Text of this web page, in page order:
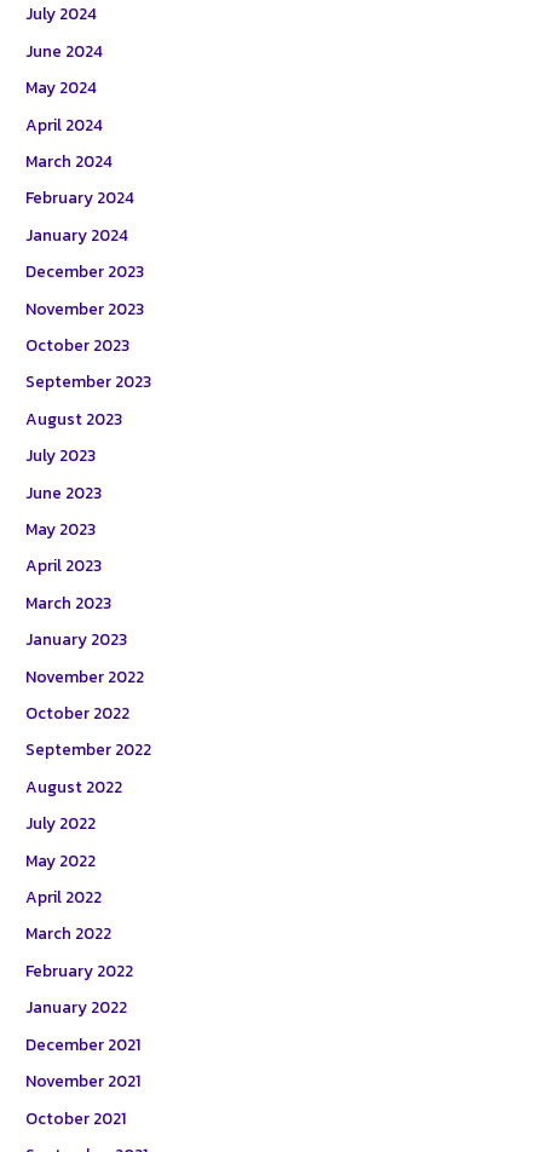
July 2024
June 2024
May 2024
April 2024
March 2024
February 2024
January 2024
December 2023
November 2023
October 2023
September 2023
August 2023
July 2023
June 2023
May 2023
April 2023
March 2023
January 2023
November 2022
October 2022
September 2022
August 2022
July 2022
May 2022
April 2022
March 2022
February 2022
January 2022
December 2021
November 2021
October 2021